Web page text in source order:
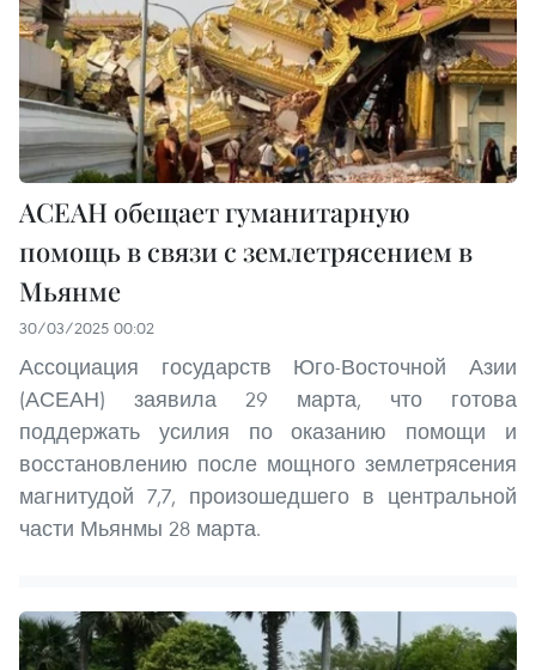
АСЕАН обещает гуманитарную
помощь в связи с землетрясением в
Мьянме
30/03/2025 00:02
Ассоциация государств Юго-Восточной Азии
(АСЕАН) заявила 29 марта, что готова
поддержать усилия по оказанию помощи и
восстановлению после мощного землетрясения
магнитудой 7,7, произошедшего в центральной
части Мьянмы 28 марта.